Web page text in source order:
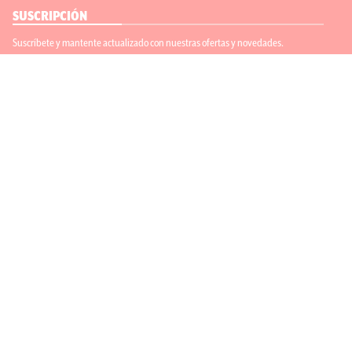
SUSCRIPCIÓN
Suscríbete y mantente actualizado con nuestras ofertas y novedades.